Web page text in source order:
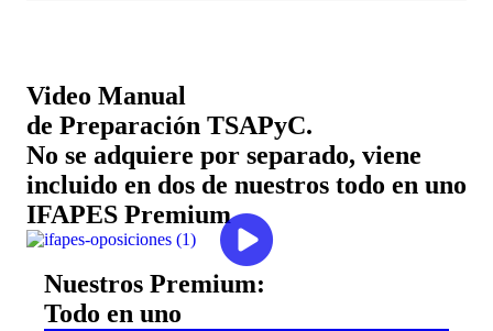
Video Manual
de Preparación TSAPyC.
No se adquiere por separado, viene
incluido en dos de nuestros todo en uno
IFAPES Premium
Nuestros Premium:
Todo en uno